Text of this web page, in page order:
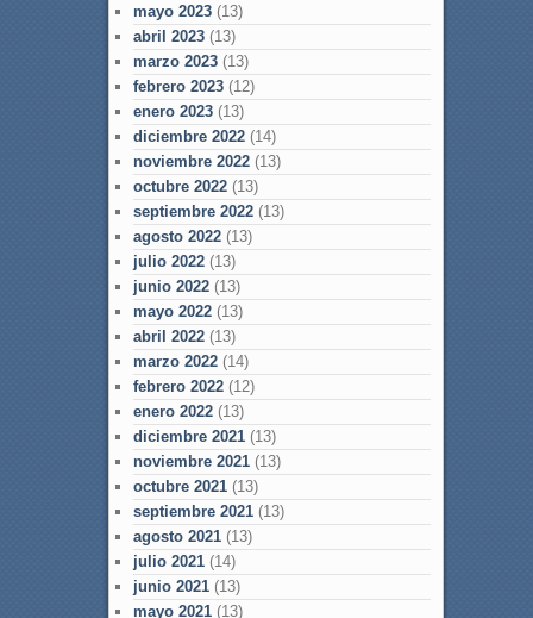
mayo 2023(13)
abril 2023(13)
marzo 2023(13)
febrero 2023(12)
enero 2023(13)
diciembre 2022(14)
noviembre 2022(13)
octubre 2022(13)
septiembre 2022(13)
agosto 2022(13)
julio 2022(13)
junio 2022(13)
mayo 2022(13)
abril 2022(13)
marzo 2022(14)
febrero 2022(12)
enero 2022(13)
diciembre 2021(13)
noviembre 2021(13)
octubre 2021(13)
septiembre 2021(13)
agosto 2021(13)
julio 2021(14)
junio 2021(13)
mayo 2021(13)